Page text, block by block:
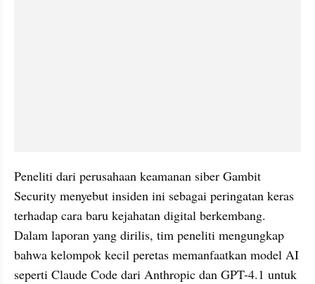
Peneliti dari perusahaan keamanan siber Gambit
Security menyebut insiden ini sebagai peringatan keras
terhadap cara baru kejahatan digital berkembang.
Dalam laporan yang dirilis, tim peneliti mengungkap
bahwa kelompok kecil peretas memanfaatkan model AI
seperti Claude Code dari Anthropic dan GPT-4.1 untuk